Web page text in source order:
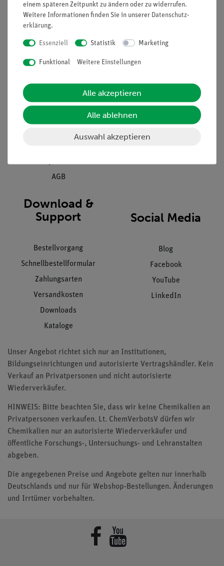
Informationen
Projekte und Lösungen
Presse
AGB
Service
Beratung & Showroom
Inventarisierungs- &
Einräumservice
Inbetriebnahme & Schulungen
Kundendienst
Download &
Support
Bestellvorgang
Schnellbestellformular
Zahlungsarten
Versandkosten
Downloads
Kataloge
Social Media
Blog
Facebook
YouTube
LinkedIn
Unser Angebot richtet sich nur an Institutionen,
Bildungseinrichtungen und autorisierte Vertragshändler. Kein
Verkauf an Privatpersonen und nicht autorisierte
Wiederverkäufer.
HINWEIS: Bitte beachten Sie, dass wir keine Chemikalien an
Privatpersonen verkaufen. Lt. ChemVerbotsV dürfen wir
Chemikalien nur an autorisierte Wiederverkäufer und
öffentliche Forschungs-, Untersuchungs- und Lehranstalten
abgeben.
Die angegebenen Preise und Angebote gelten nur innerhalb
Deutschlands und nur für Webshop-Bestellungen. Änderungen
und Irrtümer vorbehalten.
einem späteren Zeitpunkt zu ändern oder zu widerrufen.
Weitere Informationen finden Sie in unserer Daten­schutz­
erklärung.
Essenziell Statistik Marketing
Funktional Weitere Einstellungen
Alle akzeptieren
Alle ablehnen
Auswahl akzeptieren